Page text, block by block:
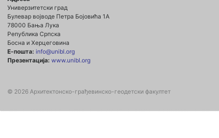
Универзитетски град
Булевар војводе Петра Бојовића 1А
78000 Бања Лука
Република Српска
Босна и Херцеговина
Е-пошта: info@unibl.org
Презентација: www.unibl.org
© 2026 Архитектонско-грађевинско-геодетски факултет